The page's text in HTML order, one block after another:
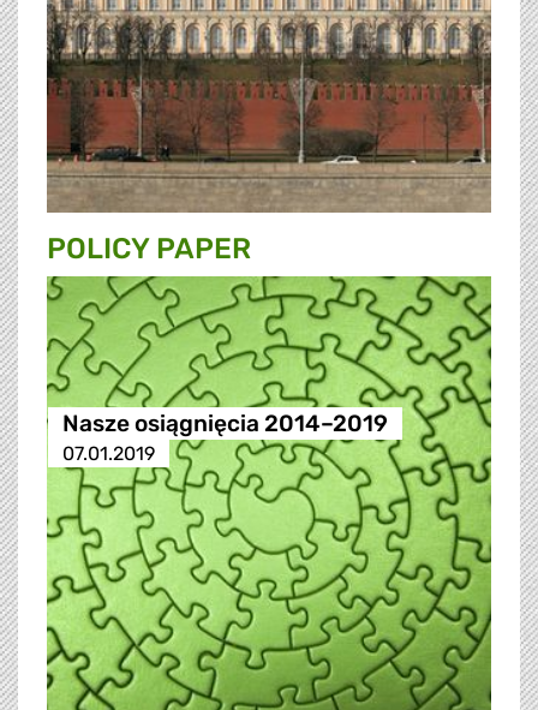
POLICY PAPER
Nasze osiągnięcia 2014–2019
07.01.2019